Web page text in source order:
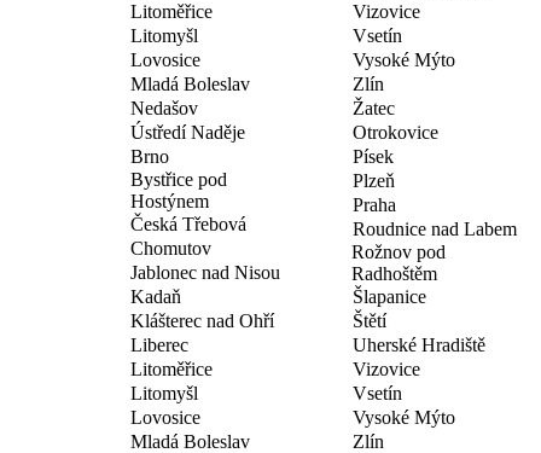
Litoměřice
Litomyšl
Lovosice
Mladá Boleslav
Nedašov
Vizovice
Vsetín
Vysoké Mýto
Zlín
Žatec
Ústředí Naděje
Brno
Bystřice pod
Hostýnem
Česká Třebová
Chomutov
Jablonec nad Nisou
Kadaň
Klášterec nad Ohří
Liberec
Litoměřice
Litomyšl
Lovosice
Mladá Boleslav
Otrokovice
Písek
Plzeň
Praha
Roudnice nad Labem
Rožnov pod
Radhoštěm
Šlapanice
Štětí
Uherské Hradiště
Vizovice
Vsetín
Vysoké Mýto
Zlín